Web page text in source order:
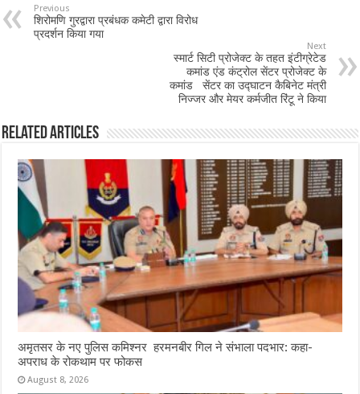
b
o p
l
e
Previous
शिरोमणि गुरद्वारा प्रबंधक कमेटी द्वारा विरोध
प्रदर्शन किया गया
Next
स्मार्ट सिटी प्रोजेक्ट के तहत इंटीग्रेटेड
कमांड एंड कंट्रोल सेंटर प्रोजेक्ट के
कमांड सेंटर का उद्घाटन कैबिनेट मंत्री
निज्जर और मेयर कर्मजीत रिंटू ने किया
Related Articles
अमृतसर के नए पुलिस कमिश्नर हरमनबीर गिल ने संभाला पदभार: कहा-
अपराध के रोकथाम पर फोकस
August 8, 2026